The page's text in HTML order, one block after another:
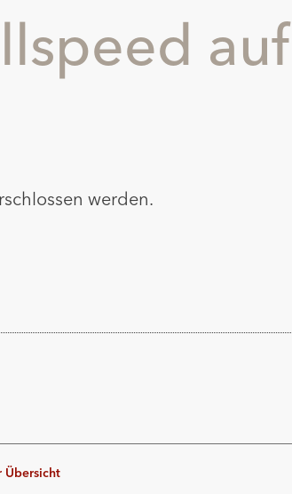
auf
werden.
Übersicht